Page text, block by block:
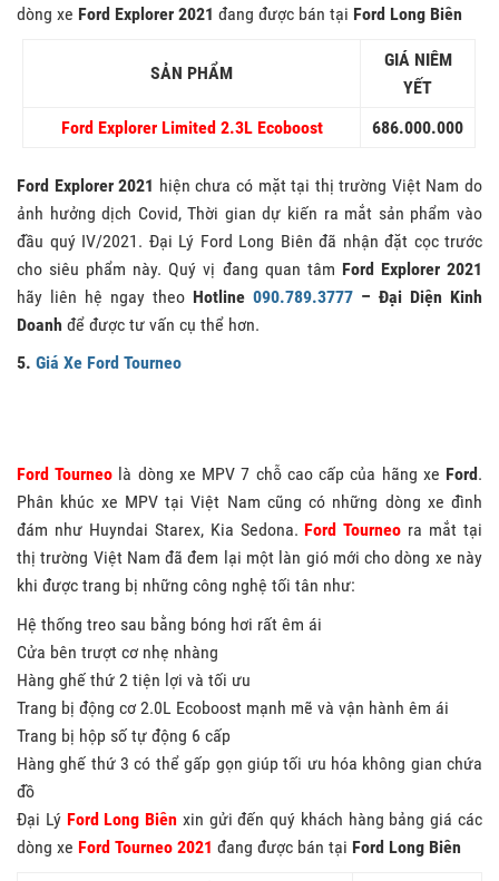
dòng xe Ford Explorer 2021 đang được bán tại Ford Long Biên
SẢN PHẨM
GIÁ NIÊM
YẾT
Ford Explorer Limited 2.3L Ecoboost
686.000.000
Ford Explorer 2021 hiện chưa có mặt tại thị trường Việt Nam do
ảnh hưởng dịch Covid, Thời gian dự kiến ra mắt sản phẩm vào
đầu quý IV/2021. Đại Lý Ford Long Biên đã nhận đặt cọc trước
cho siêu phẩm này. Quý vị đang quan tâm Ford Explorer 2021
hãy liên hệ ngay theo Hotline 090.789.3777 – Đại Diện Kinh
Doanh để được tư vấn cụ thể hơn.
5. Giá Xe Ford Tourneo
Ford Tourneo là dòng xe MPV 7 chỗ cao cấp của hãng xe Ford.
Phân khúc xe MPV tại Việt Nam cũng có những dòng xe đình
đám như Huyndai Starex, Kia Sedona. Ford Tourneo ra mắt tại
thị trường Việt Nam đã đem lại một làn gió mới cho dòng xe này
khi được trang bị những công nghệ tối tân như:
Hệ thống treo sau bằng bóng hơi rất êm ái
Cửa bên trượt cơ nhẹ nhàng
Hàng ghế thứ 2 tiện lợi và tối ưu
Trang bị động cơ 2.0L Ecoboost mạnh mẽ và vận hành êm ái
Trang bị hộp số tự động 6 cấp
Hàng ghế thứ 3 có thể gấp gọn giúp tối ưu hóa không gian chứa
đồ
Đại Lý Ford Long Biên xin gửi đến quý khách hàng bảng giá các
dòng xe Ford Tourneo 2021 đang được bán tại Ford Long Biên